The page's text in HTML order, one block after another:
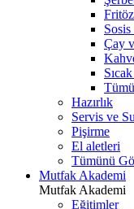
Çay
Hazırlık
Servis ve
Pişirme
El aletleri
Tümünü
Mutfak Akademi
Mutfak Akademi
Eğitimler